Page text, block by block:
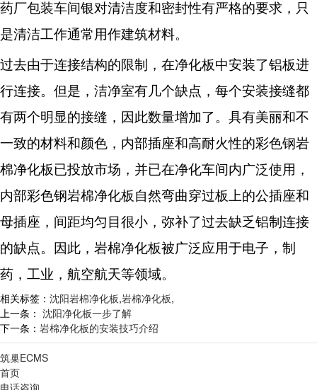
药厂包装车间银对清洁度和密封性有严格的要求，只
是清洁工作通常用作建筑材料。
过去由于连接结构的限制，在净化板中安装了铝板进
行连接。但是，洁净室有几个缺点，每个安装接缝都
有两个明显的接缝，因此数量增加了。具有美丽和不
一致的材料和颜色，内部插座和高耐火性的彩色钢岩
棉净化板已投放市场，并已在净化车间内广泛使用，
内部彩色钢岩棉净化板自然弯曲穿过板上的公插座和
母插座，间距均匀目很小，弥补了过去缺乏铝制连接
的缺点。因此，岩棉净化板被广泛应用于电子，制
药，工业，航空航天等领域。
相关标签： 沈阳岩棉净化板,岩棉净化板,
上一条： 沈阳净化板一步了解
下一条： 岩棉净化板的安装技巧介绍
筑巢ECMS
首页